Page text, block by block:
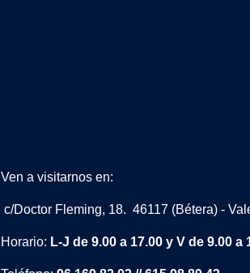
Ven a visitarnos en:
c/Doctor Fleming, 18. 46117 (Bétera) -
Horario: L-J de 9.00 a 17.00 y V de 9.00 a